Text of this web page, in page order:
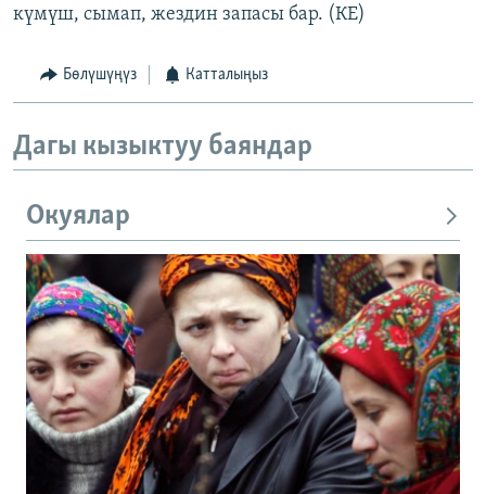
күмүш, сымап, жездин запасы бар. (КЕ)
Бөлүшүңүз Катталыңыз
Дагы кызыктуу баяндар
Окуялар